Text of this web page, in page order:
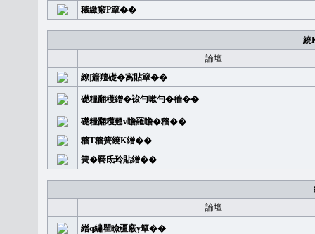
穢繳竅P簞��
繞
論壇
繚|簫羶礎�㝢貼簞��
礎糧翻穫繒�䙛勻嗽勻�穡��
礎糧翻穫翹v瞻羅瞻�穡��
穡T穡簧繞K繒��
簧�覉氐玲貼繒��
論壇
繒q繡瞿瞼疆竅y簞��